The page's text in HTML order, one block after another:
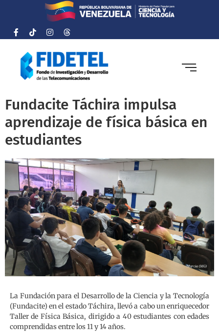
Fundacite Táchira impulsa
aprendizaje de física básica en
estudiantes
La Fundación para el Desarrollo de la Ciencia y la Tecnología
(Fundacite) en el estado Táchira, llevó a cabo un enriquecedor
Taller de Física Básica, dirigido a 40 estudiantes con edades
comprendidas entre los 11 y 14 años.